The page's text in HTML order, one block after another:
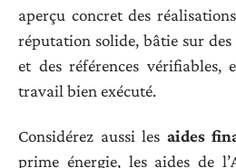
aperçu concret des
réputation solide, bâtie sur
et des références vérifiables,
travail bien exécuté.
Considérez aussi les aides
prime énergie, les aides de